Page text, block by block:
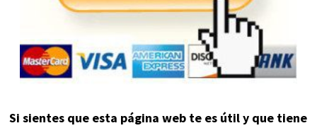
Si sientes que esta página web te es útil y que tiene